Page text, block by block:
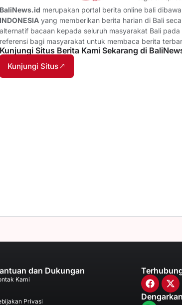
BaliNews.id merupakan portal berita online bali
INDONESIA yang memberikan berita harian di Bali
alternatif bacaan kepada seluruh masyarakat Bali
referensi bagi masyarakat untuk membaca berita
Kunjungi Situs Berita Kami Sekarang di
Kunjungi Situs
dan Dukungan
Kami
Privasi